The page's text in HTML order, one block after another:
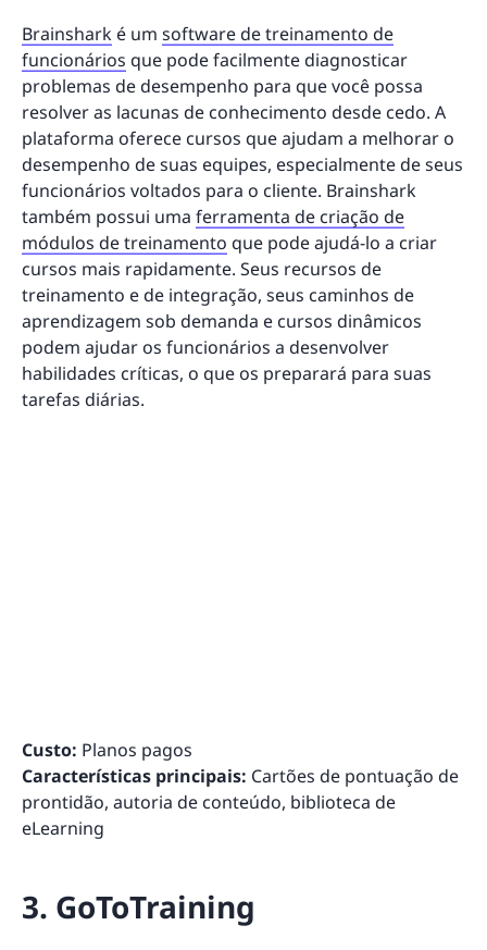
Brainshark é um software de treinamento de
funcionários que pode facilmente diagnosticar
problemas de desempenho para que você possa
resolver as lacunas de conhecimento desde cedo. A
plataforma oferece cursos que ajudam a melhorar o
desempenho de suas equipes, especialmente de seus
funcionários voltados para o cliente. Brainshark
também possui uma ferramenta de criação de
módulos de treinamento que pode ajudá-lo a criar
cursos mais rapidamente. Seus recursos de
treinamento e de integração, seus caminhos de
aprendizagem sob demanda e cursos dinâmicos
podem ajudar os funcionários a desenvolver
habilidades críticas, o que os preparará para suas
tarefas diárias.
Custo: Planos pagos
Características principais: Cartões de pontuação de
prontidão, autoria de conteúdo, biblioteca de
eLearning
3. GoToTraining